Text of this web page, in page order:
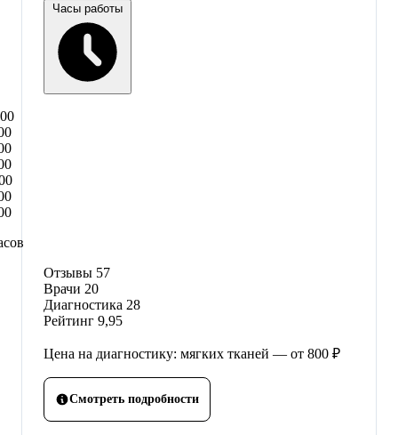
Часы работы
Отзывы 57
Врачи 20
Диагностика 28
Рейтинг 9,95
Цена на диагностику: мягких тканей — от 800 ₽
Смотреть подробности